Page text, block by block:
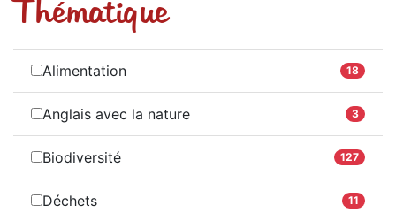
Thématique
Alimentation 18
Anglais avec la nature 3
Biodiversité 127
Déchets 11